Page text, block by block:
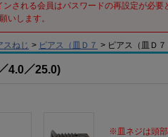
される会員はパスワードの再設定が必要
いします。
スねじ > ピアス（皿Ｄ７ > ピアス（皿Ｄ
4.0／25.0)
※皿ネジは頭部